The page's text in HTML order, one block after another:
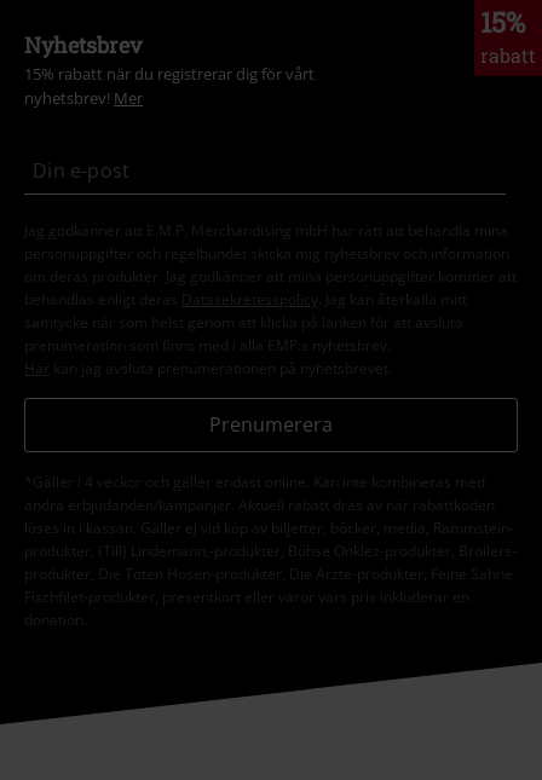
15%
rabatt
Nyhetsbrev
15% rabatt när du registrerar dig för vårt
nyhetsbrev! Mer
Jag godkänner att E.M.P. Merchandising mbH har rätt att behandla mina
personuppgifter och regelbundet skicka mig nyhetsbrev och information
om deras produkter. Jag godkänner att mina personuppgifter kommer att
behandlas enligt deras
Datasekretesspolicy
. Jag kan återkalla mitt
samtycke när som helst genom att klicka på länken för att avsluta
prenumeration som finns med i alla EMP:s nyhetsbrev.
Här kan jag avsluta prenumerationen på nyhetsbrevet.
Prenumerera
*Gäller i 4 veckor och gäller endast online. Kan inte kombineras med
andra erbjudanden/kampanjer. Aktuell rabatt dras av när rabattkoden
löses in i kassan. Gäller ej vid köp av biljetter, böcker, media, Rammstein-
produkter, (Till) Lindemann,-produkter, Böhse Onklez-produkter, Broilers-
produkter, Die Toten Hosen-produkter, Die Ärzte-produkter, Feine Sahne
Fischfilet-produkter, presentkort eller varor vars pris inkluderar en
donation.